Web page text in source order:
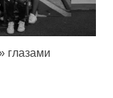
глазами